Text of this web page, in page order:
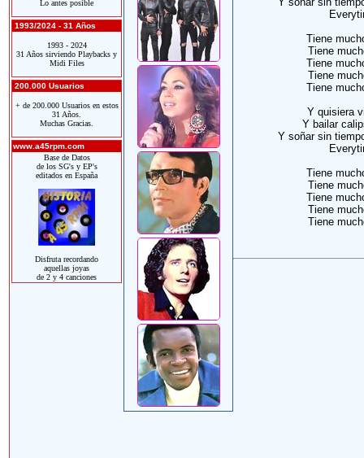
Lo antes posible
1993/2024 - 31 Años
1993 - 2024
31 Años sirviendo Playbacks y
Midi Files
200.000 Usuarios
+ de 200.000 Usuarios en estos
31 Años.
Muchas Gracias.
www.a45rpm.com
Base de Datos
de los SG's y EP's
editados en España
Disfruta recordando
aquellas joyas
de 2 y 4 canciones
Tiene
Tiene
Tiene
Tiene
Tiene
Y quisiera
Y bailar
Y soñar sin
Tiene
Tiene
Tiene
Tiene
Tiene